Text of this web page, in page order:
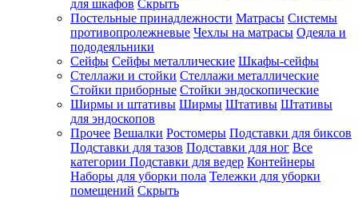
для шкафов Скрыть
Постельные принадлежности Матрасы Системы
противопролежневые Чехлы на матрасы Одеяла и
пододеяльники
Сейфы Сейфы металлические Шкафы-сейфы
Стеллажи и стойки Стеллажи металлические
Стойки приборные Стойки эндоскопические
Ширмы и штативы Ширмы Штативы Штативы
для эндоскопов
Прочее Вешалки Ростомеры Подставки для биксов
Подставки для тазов Подставки для ног Все
категории Подставки для ведер Контейнеры
Наборы для уборки пола Тележки для уборки
помещений Скрыть